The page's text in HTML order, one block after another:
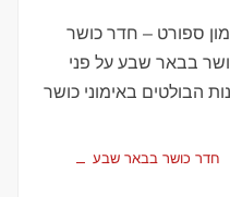
ספורט – חדר כושר
בבאר שבע על פני
הבולטים באימוני כושר
חדר כושר בבאר שבע